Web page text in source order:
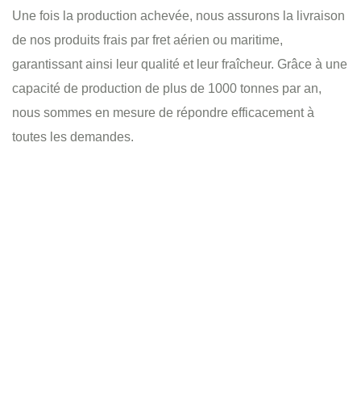
Une fois la production achevée, nous assurons la livraison
de nos produits frais par fret aérien ou maritime,
garantissant ainsi leur qualité et leur fraîcheur. Grâce à une
capacité de production de plus de 1000 tonnes par an,
nous sommes en mesure de répondre efficacement à
toutes les demandes.